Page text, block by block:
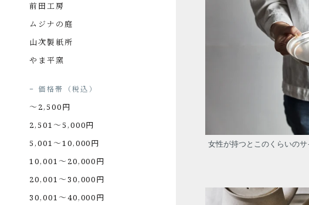
前田工房
ムジナの庭
山次製紙所
やま平窯
価格帯（税込）
〜2,500円
2,501〜5,000円
5,001〜10,000円
10,001〜20,000円
20,001〜30,000円
30,001〜40,000円
女性が持つとこのくらいのサ